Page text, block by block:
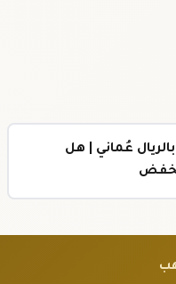
عُماني | هل